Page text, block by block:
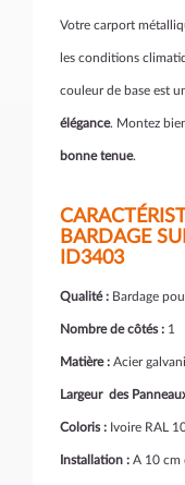
Votre carport
les conditions
couleur de base est
élégance. Montez
bonne tenue.
BARDAGE
ID3403
Qualité : Bardage
Nombre de côtés : 1
Matière : Acier
Largeur des
Coloris : Ivoire RAL
Installation : A 10 cm